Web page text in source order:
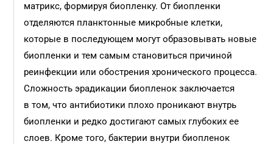
матрикс, формируя биопленку. От биопленки
отделяются планктонные микробные клетки,
которые в последующем могут образовывать новые
биопленки и тем самым становиться причиной
реинфекции или обострения хронического процесса.
Сложность эрадикации биопленок заключается
в том, что антибиотики плохо проникают внутрь
биопленки и редко достигают самых глубоких ее
слоев. Кроме того, бактерии внутри биопленок